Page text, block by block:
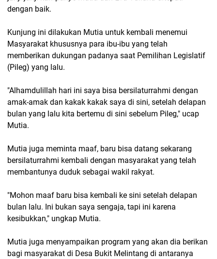
dengan baik.
Kunjung ini dilakukan Mutia untuk kembali menemui
Masyarakat khususnya para ibu-ibu yang telah
memberikan dukungan padanya saat Pemilihan Legislatif
(Pileg) yang lalu.
"Alhamdulillah hari ini saya bisa bersilaturrahmi dengan
amak-amak dan kakak kakak saya di sini, setelah delapan
bulan yang lalu kita bertemu di sini sebelum Pileg," ucap
Mutia.
Mutia juga meminta maaf, baru bisa datang sekarang
bersilaturrahmi kembali dengan masyarakat yang telah
membantunya duduk sebagai wakil rakyat.
"Mohon maaf baru bisa kembali ke sini setelah delapan
bulan lalu. Ini bukan saya sengaja, tapi ini karena
kesibukkan," ungkap Mutia.
Mutia juga menyampaikan program yang akan dia berikan
bagi masyarakat di Desa Bukit Melintang di antaranya